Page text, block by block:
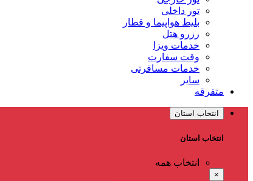
تور داخلی
بلیط هواپیما و قطار
رزرو هتل
خدمات ویزا
وقت سفارت
خدمات مسافرتی
سایر
متفرقه
انتخاب استان
انتخاب استان
انتخاب همه
×